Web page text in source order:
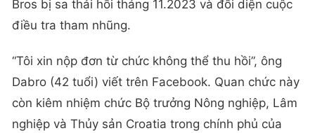
Bros bị sa thải hồi tháng 11.2023 và đối diện cuộc
điều tra tham nhũng.
“Tôi xin nộp đơn từ chức không thể thu hồi”, ông
Dabro (42 tuổi) viết trên Facebook. Quan chức này
còn kiêm nhiệm chức Bộ trưởng Nông nghiệp, Lâm
nghiệp và Thủy sản Croatia trong chính phủ của